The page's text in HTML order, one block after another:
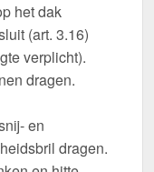
het dak
(art. 3.16)
verplicht).
dragen.
en
dragen.